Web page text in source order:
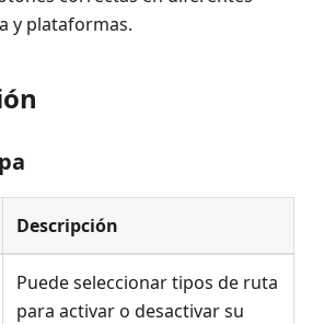
y plataformas.
Descripción
Puede seleccionar tipos de ruta
para activar o desactivar su